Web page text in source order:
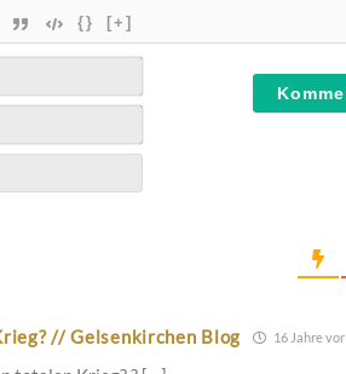
{} [+]
// Gelsenkirchen Blog 16 Jahre vor